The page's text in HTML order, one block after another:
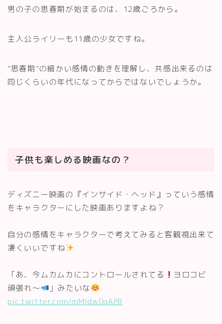
男の子の思春期が始まるのは、12歳ごろから。
主人公ライリーも11歳の少女ですね。
”思春期”の細かい感情の動きを理解し、共感出来るのは
同じくらいの年代になってからではないでしょうか。
子供も楽しめる映画なの？
ディズニー映画の『インサイド・ヘッド』っていう感情
をキャラクターにした映画ありますよね？
自分の感情をキャラクターで考えてみると客観視出来て
凄くいいですね
「あ、今ムカムカにコントロールされてる
ヨロコビ
頑張れ〜
」みたいな
pic.twitter.com/mMIdw0qAPB